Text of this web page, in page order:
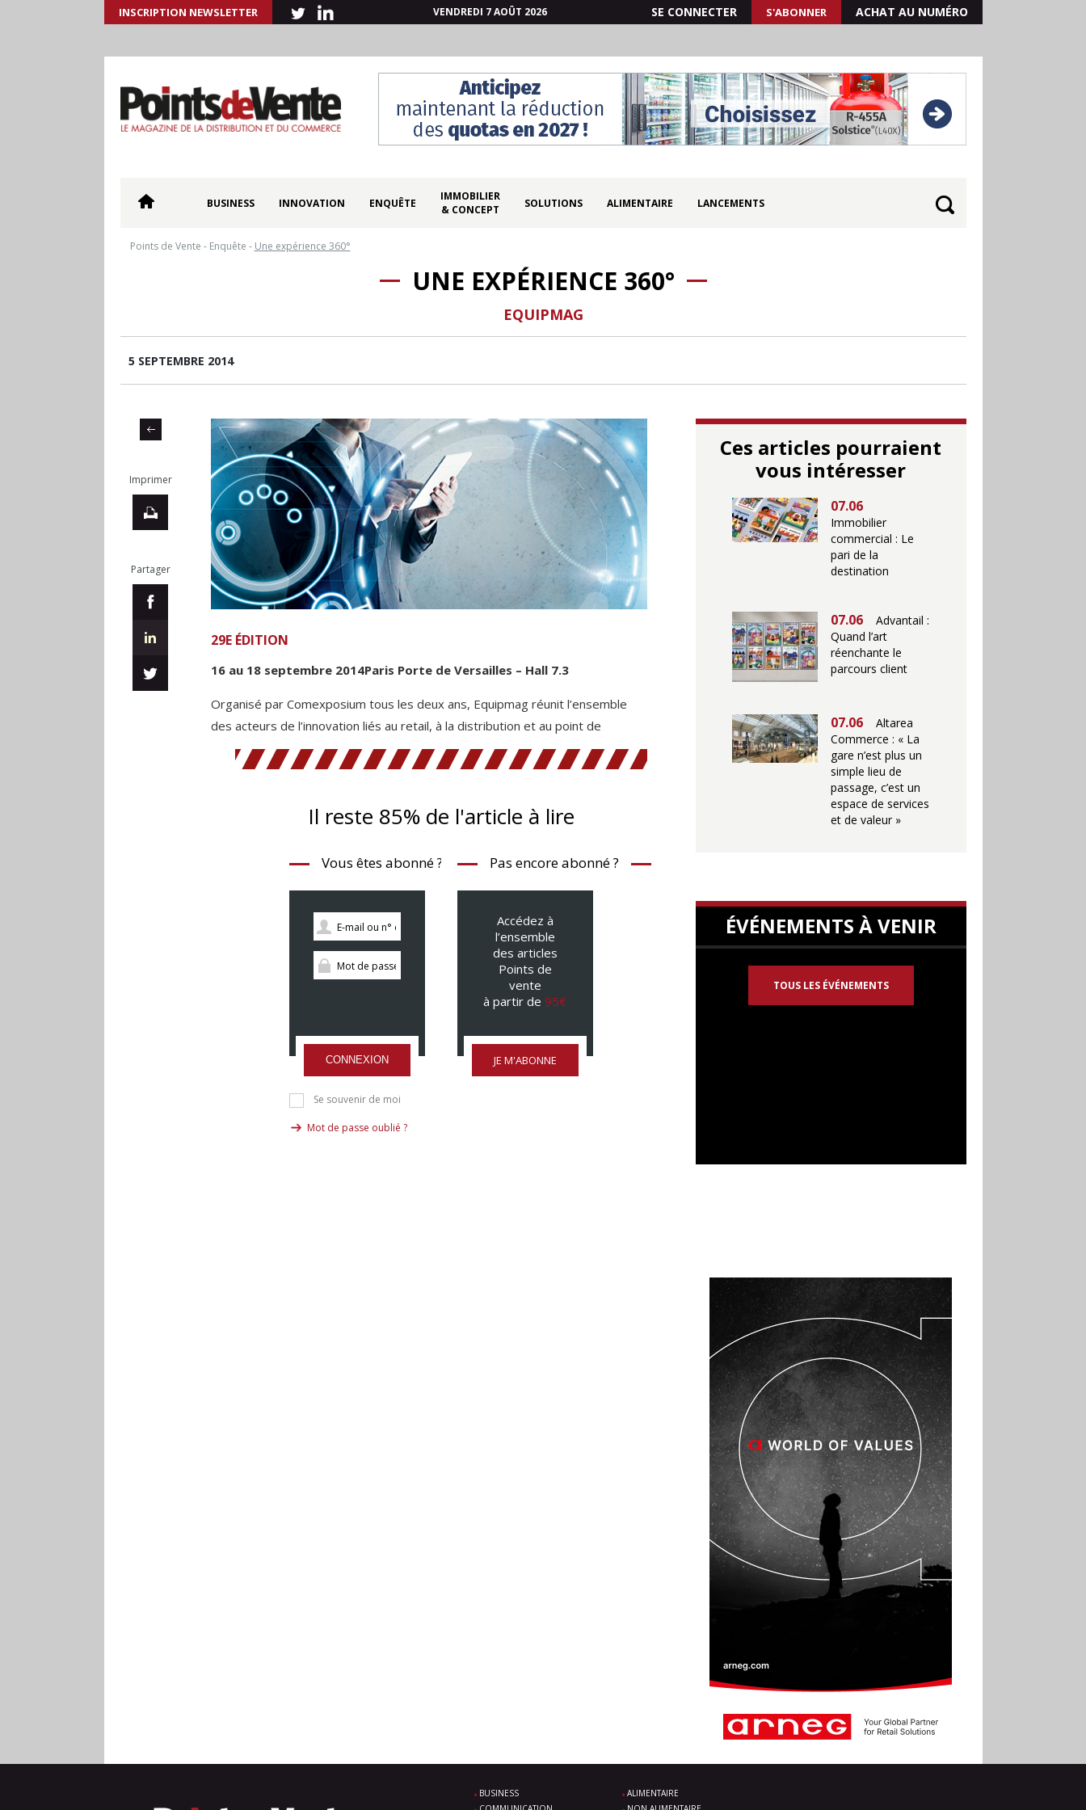
INSCRIPTION NEWSLETTER VENDREDI 7 AOÛT 2026 SE CONNECTER S'ABONNER ACHAT AU NUMÉRO
BUSINESS INNOVATION ENQUÊTE
IMMOBILIER
& CONCEPT
SOLUTIONS ALIMENTAIRE LANCEMENTS
Points de Vente - Enquête - Une expérience 360°
UNE EXPÉRIENCE 360°
EQUIPMAG
5 SEPTEMBRE 2014
Imprimer
Partager
29E ÉDITION
16 au 18 septembre 2014Paris Porte de Versailles – Hall 7.3
Organisé par Comexposium tous les deux ans, Equipmag réunit l’ensemble
des acteurs de l’innovation liés au retail, à la distribution et au point de
Il reste 85% de l'article à lire
Vous êtes abonné ?
CONNEXION
Se souvenir de moi
Mot de passe oublié ?
Pas encore abonné ?
Accédez à
l’ensemble
des articles
Points de
vente
à partir de 95€
JE M'ABONNE
Ces articles pourraient
vous intéresser
07.06
Immobilier
commercial : Le
pari de la
destination
07.06
Advantail :
Quand l’art
réenchante le
parcours client
07.06
Altarea
Commerce : « La
gare n’est plus un
simple lieu de
passage, c’est un
espace de services
et de valeur »
ÉVÉNEMENTS À VENIR
TOUS LES ÉVÉNEMENTS
BUSINESS
ALIMENTAIRE